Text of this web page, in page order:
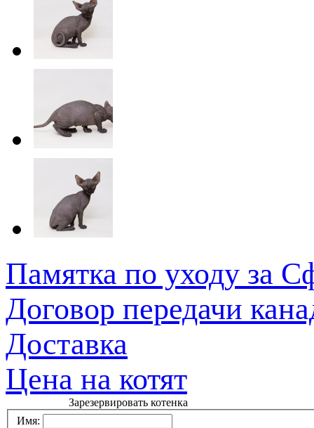
Памятка по уходу за
Договор передачи
Доставка
Цена на котят
Зарезервировать котенка
Имя: